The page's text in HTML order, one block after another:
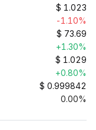
$ 1.023
-1.10%
$ 73.69
+1.30%
$ 1.029
+0.80%
$ 0.999842
0.00%